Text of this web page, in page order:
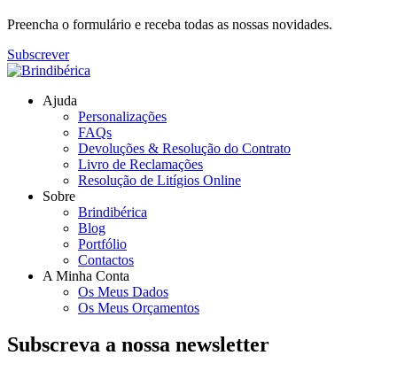
Preencha o formulário e receba todas as nossas novidades.
Subscrever
Ajuda
Personalizações
FAQs
Devoluções & Resolução do Contrato
Livro de Reclamações
Resolução de Litígios Online
Sobre
Brindibérica
Blog
Portfólio
Contactos
A Minha Conta
Os Meus Dados
Os Meus Orçamentos
Subscreva a nossa newsletter